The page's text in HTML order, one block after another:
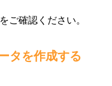
ご確認ください。
タを作成する